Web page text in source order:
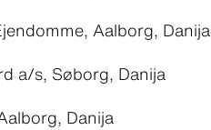
Aalborg, Danija
a/s, Søborg, Danija
Danija